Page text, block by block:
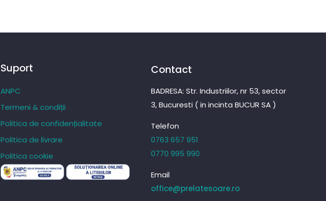
Suport
ANPC
Termeni & condiții
Politica de confidențialitate
Politica de livrare
Politica cookie
Contact
BADRESA: Str. Industriilor, nr 53, sector
3, Bucuresti ( in incinta BUCUR SA )
Telefon
0763 657 951
0770 995 990
Email
office@prelatesoare.ro